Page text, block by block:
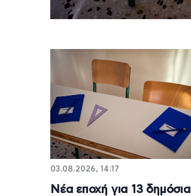
03.08.2026, 14:17
Νέα εποχή για 13 δημόσια